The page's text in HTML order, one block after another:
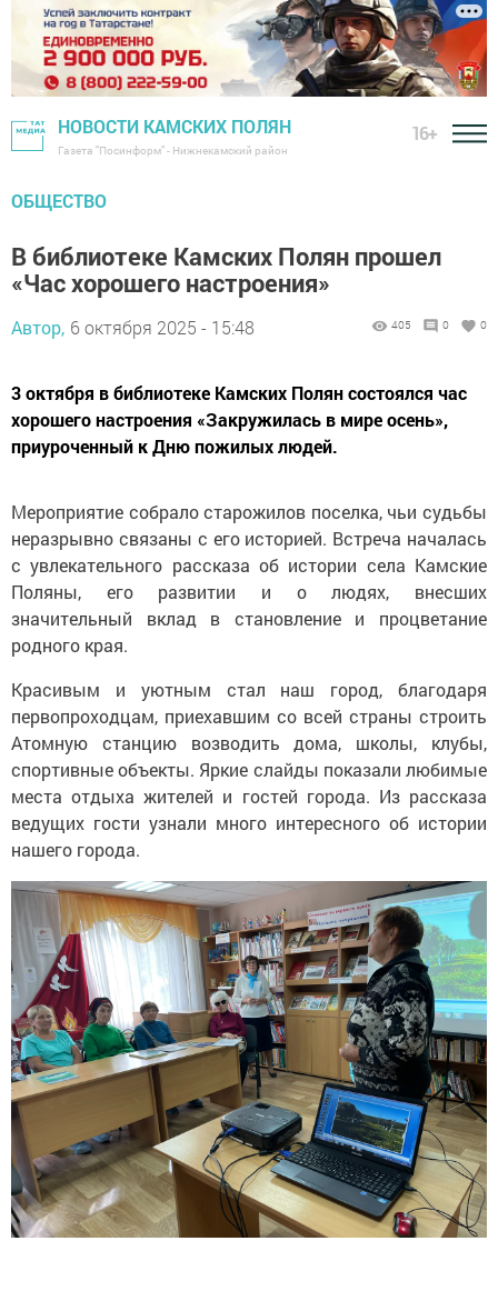
НОВОСТИ КАМСКИХ ПОЛЯН
Газета "Посинформ" - Нижнекамский район
16+
ОБЩЕСТВО
В библиотеке Камских Полян прошел
«Час хорошего настроения»
Автор, 6 октября 2025 - 15:48 405 0 0
3 октября в библиотеке Камских Полян состоялся час
хорошего настроения «Закружилась в мире осень»,
приуроченный к Дню пожилых людей.
Мероприятие собрало старожилов поселка, чьи судьбы
неразрывно связаны с его историей. Встреча началась
с увлекательного рассказа об истории села Камские
Поляны, его развитии и о людях, внесших
значительный вклад в становление и процветание
родного края.
Красивым и уютным стал наш город, благодаря
первопроходцам, приехавшим со всей страны строить
Атомную станцию возводить дома, школы, клубы,
спортивные объекты. Яркие слайды показали любимые
места отдыха жителей и гостей города. Из рассказа
ведущих гости узнали много интересного об истории
нашего города.